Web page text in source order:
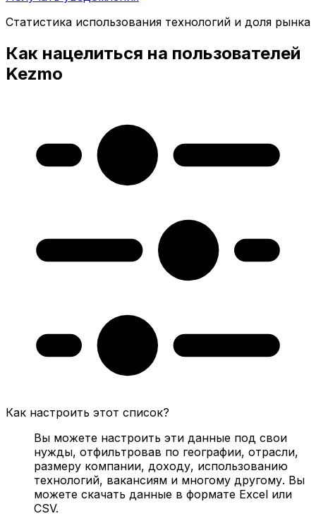
Статистика использования технологий и доля рынка
Как нацелиться на пользователей
Kezmo
Как настроить этот список?
Вы можете настроить эти данные под свои
нужды, отфильтровав по географии, отрасли,
размеру компании, доходу, использованию
технологий, вакансиям и многому другому. Вы
можете скачать данные в формате Excel или
CSV.